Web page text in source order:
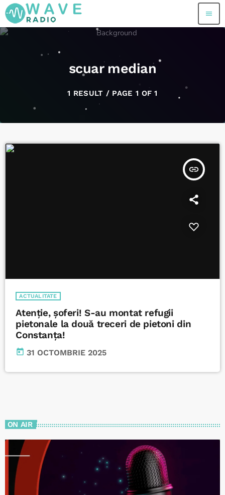
menu
scuar median
1 RESULT / PAGE 1 OF 1
insert_link
ACTUALITATE
Atenție, șoferi! S-au montat refugii
pietonale la două treceri de pietoni din
Constanța!
today 31 OCTOMBRIE 2025
ON AIR